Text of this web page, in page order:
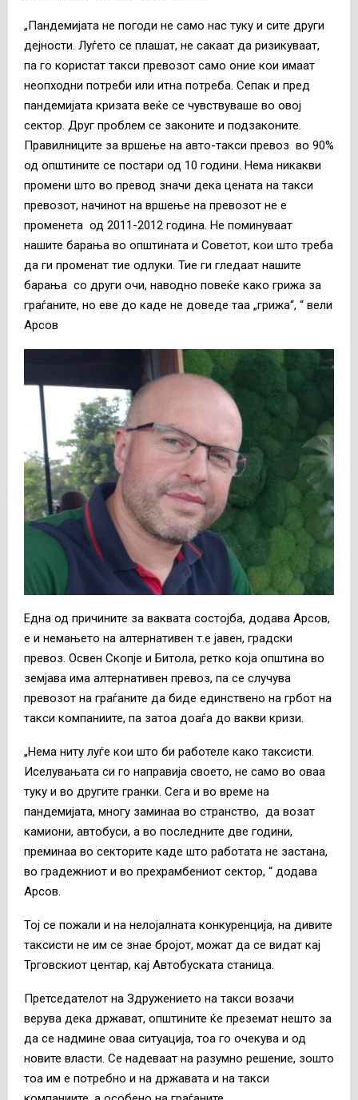
„Пандемијата не погоди не само нас туку и сите други
дејности. Луѓето се плашат, не сакаат да ризикуваат,
па го користат такси превозот само оние кои имаат
неопходни потреби или итна потреба. Сепак и пред
пандемијата кризата веќе се чувствуваше во овој
сектор. Друг проблем се законите и подзаконите.
Правилниците за вршење на авто-такси превоз во 90%
од општините се постари од 10 години. Нема никакви
промени што во превод значи дека цената на такси
превозот, начинот на вршење на превозот не е
променета од 2011-2012 година. Не поминуваат
нашите барања во општината и Советот, кои што треба
да ги променат тие одлуки. Тие ги гледаат нашите
барања со други очи, наводно повеќе како грижа за
граѓаните, но еве до каде не доведе таа „грижа“, “ вели
Арсов
Една од причините за ваквата состојба, додава Арсов,
е и немањето на алтернативен т.е јавен, градски
превоз. Освен Скопје и Битола, ретко која општина во
земјава има алтернативен превоз, па се случува
превозот на граѓаните да биде единствено на грбот на
такси компаниите, па затоа доаѓа до вакви кризи.
„Нема ниту луѓе кои што би работеле како таксисти.
Иселувањата си го направија своето, не само во оваа
туку и во другите гранки. Сега и во време на
пандемијата, многу заминаа во странство, да возат
камиони, автобуси, а во последните две години,
преминаа во секторите каде што работата не застана,
во градежниот и во прехрамбениот сектор, “ додава
Арсов.
Тој се пожали и на нелојалната конкуренција, на дивите
таксисти не им се знае бројот, можат да се видат кај
Трговскиот центар, кај Автобуската станица.
Претседателот на Здружението на такси возачи
верува дека држават, општините ќе преземат нешто за
да се надмине оваа ситуација, тоа го очекува и од
новите власти. Се надеваат на разумно решение, зошто
тоа им е потребно и на државата и на такси